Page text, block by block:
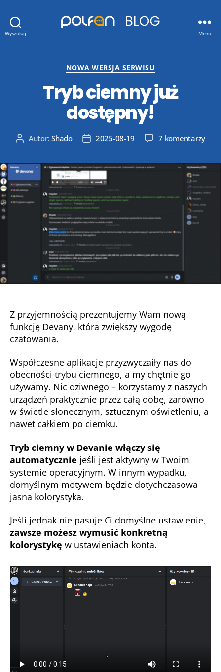
Wyszukaj Menu
Kategorie
NOWA WERSJA SERWISU
Tryb ciemny już
dostępny!
AutorAutor:Shado
Data2025-08-19 7 komentarzydo
już
Z przyjemnością prezentujemy Wam nową
funkcję Devany, która zwiększy wygodę
czatowania.
Współczesne aplikacje przyzwyczaiły nas do
obecności trybu ciemnego, a my chętnie go
używamy. Nic dziwnego – korzystamy z naszych
urządzeń praktycznie przez całą dobę, zarówno
w świetle słonecznym, sztucznym oświetleniu, a
nawet całkiem po ciemku.
Tryb ciemny w Devanie włączy się
automatycznie jeśli jest aktywny w Twoim
systemie operacyjnym. W innym wypadku,
domyślnym motywem będzie dotychczasowa
jasna kolorystyka.
Jeśli jednak nie pasuje Ci domyślne ustawienie,
zawsze możesz wymusić konkretną
kolorystykę w ustawieniach konta.